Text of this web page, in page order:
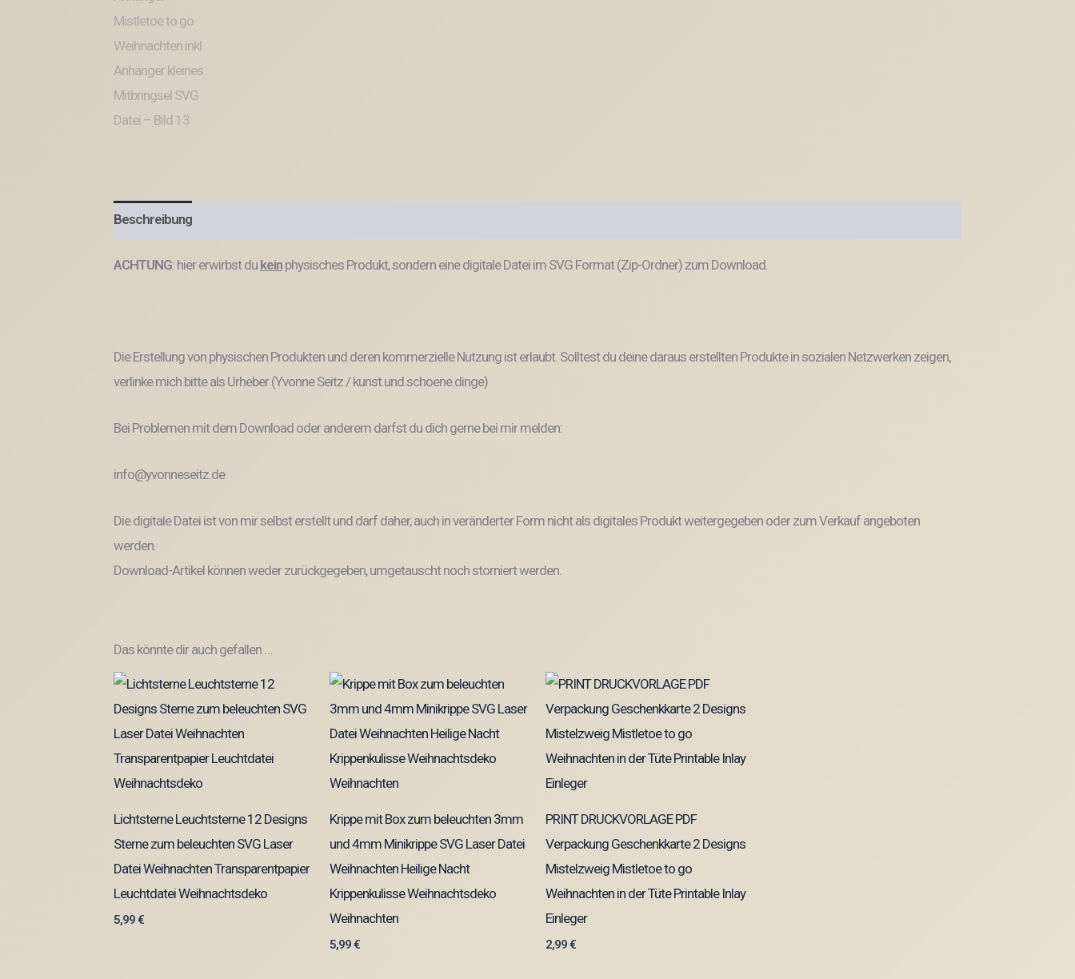
Beschreibung
ACHTUNG: hier erwirbst du kein physisches Produkt, sondern eine digitale Datei im SVG Format (Zip-Ordner) zum Download.
Die Erstellung von physischen Produkten und deren kommerzielle Nutzung ist erlaubt. Solltest du deine daraus erstellten Produkte in sozialen Netzwerken zeigen,
verlinke mich bitte als Urheber (Yvonne Seitz / kunst.und.schoene.dinge)
Bei Problemen mit dem Download oder anderem darfst du dich gerne bei mir melden:
info@yvonneseitz.de
Die digitale Datei ist von mir selbst erstellt und darf daher, auch in veränderter Form nicht als digitales Produkt weitergegeben oder zum Verkauf angeboten
werden.
Download-Artikel können weder zurückgegeben, umgetauscht noch storniert werden.
Das könnte dir auch gefallen …
Lichtsterne Leuchtsterne 12 Designs
Sterne zum beleuchten SVG Laser
Datei Weihnachten Transparentpapier
Leuchtdatei Weihnachtsdeko
5,99€
Krippe mit Box zum beleuchten 3mm
und 4mm Minikrippe SVG Laser Datei
Weihnachten Heilige Nacht
Krippenkulisse Weihnachtsdeko
Weihnachten
5,99€
PRINT DRUCKVORLAGE PDF
Verpackung Geschenkkarte 2 Designs
Mistelzweig Mistletoe to go
Weihnachten in der Tüte Printable Inlay
Einleger
2,99€